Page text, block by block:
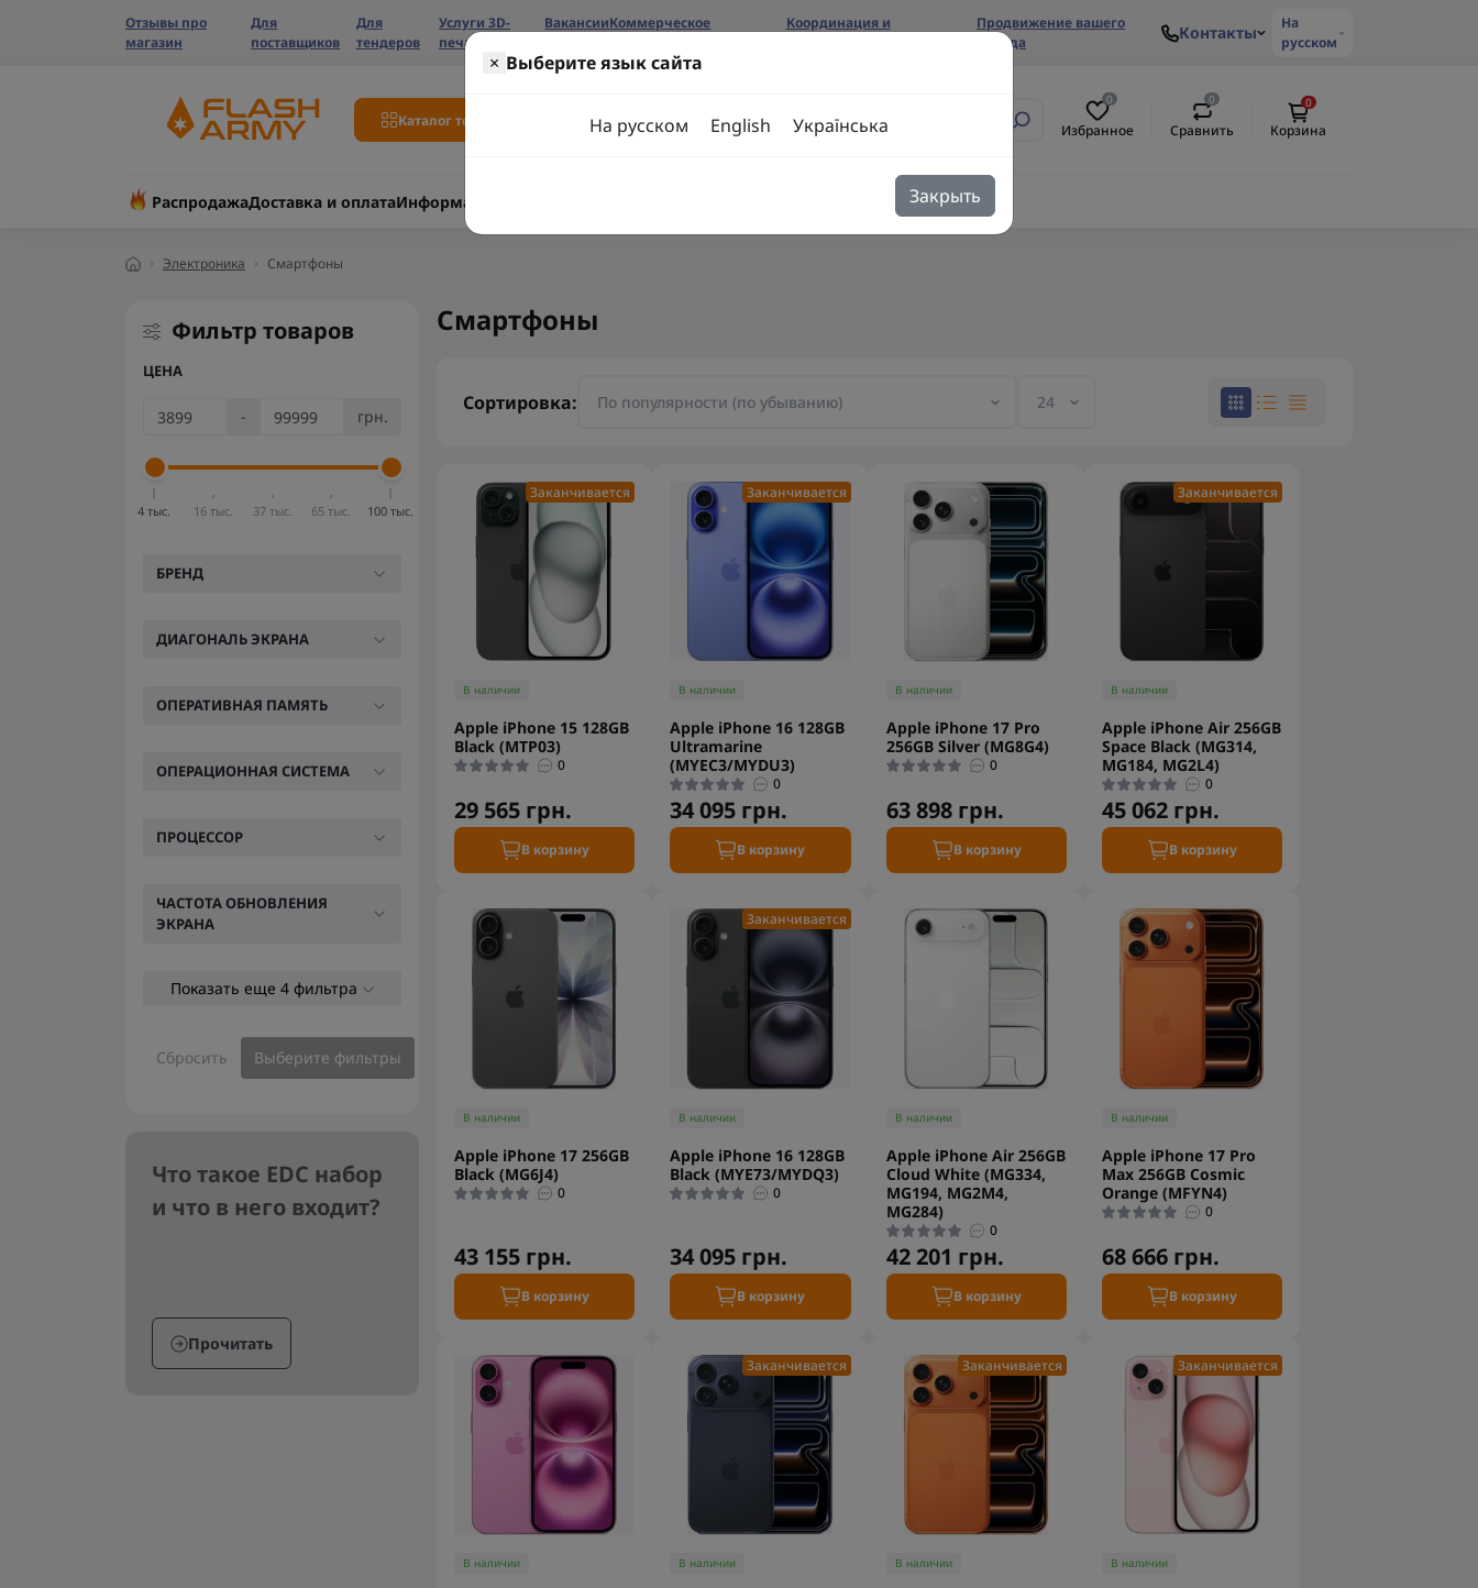
Отзывы про
магазин
Для
поставщиков
Для
тендеров
Услуги 3D-
печати
ВакансииКоммерческое
Координация и
Продвижение вашего
бренда
Контакты
На
русском
Каталог товаров
0
Избранное
0
Сравнить
0
Корзина
РаспродажаДоставка и оплатаИнформация
Электроника Смартфоны
× Выберите язык сайта
На русском English Українська
Закрыть
Фильтр товаров
ЦЕНА
- грн.
4 тыс. 16 тыс. 37 тыс. 65 тыс. 100 тыс.
БРЕНД
ДИАГОНАЛЬ ЭКРАНА
ОПЕРАТИВНАЯ ПАМЯТЬ
ОПЕРАЦИОННАЯ СИСТЕМА
ПРОЦЕССОР
ЧАСТОТА ОБНОВЛЕНИЯ
ЭКРАНА
Показать еще 4 фильтра
Сбросить Выберите фильтры
Что такое EDC набор
и что в него входит?
Прочитать
Смартфоны
Сортировка:
Заканчивается
В наличии
Apple iPhone 15 128GB
Black (MTP03)
0
29 565 грн.
В корзину
Заканчивается
В наличии
Apple iPhone 16 128GB
Ultramarine
(MYEC3/MYDU3)
0
34 095 грн.
В корзину
В наличии
Apple iPhone 17 Pro
256GB Silver (MG8G4)
0
63 898 грн.
В корзину
Заканчивается
В наличии
Apple iPhone Air 256GB
Space Black (MG314,
MG184, MG2L4)
0
45 062 грн.
В корзину
В наличии
Apple iPhone 17 256GB
Black (MG6J4)
0
43 155 грн.
В корзину
Заканчивается
В наличии
Apple iPhone 16 128GB
Black (MYE73/MYDQ3)
0
34 095 грн.
В корзину
В наличии
Apple iPhone Air 256GB
Cloud White (MG334,
MG194, MG2M4,
MG284)
0
42 201 грн.
В корзину
В наличии
Apple iPhone 17 Pro
Max 256GB Cosmic
Orange (MFYN4)
0
68 666 грн.
В корзину
В наличии
Заканчивается
В наличии
Заканчивается
В наличии
Заканчивается
В наличии